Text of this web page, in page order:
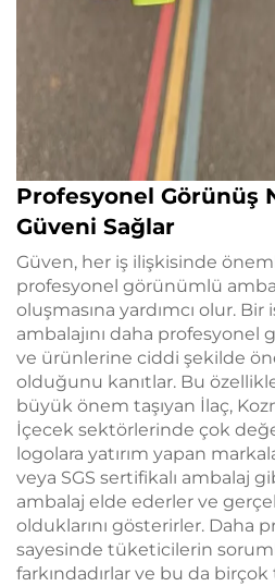
Profesyonel Görünüş
Güveni Sağlar
Güven, her iş ilişkisinde
profesyonel görünümlü
oluşmasına yardımcı olur.
ambalajını daha profesyonel
ve ürünlerine ciddi şekilde
olduğunu kanıtlar. Bu
büyük önem taşıyan İlaç,
İçecek sektörlerinde çok
logolara yatırım yapan
veya SGS sertifikalı ambalaj
ambalaj elde ederler ve
olduklarını gösterirler. Daha
sayesinde tüketicilerin
farkındadırlar ve bu da